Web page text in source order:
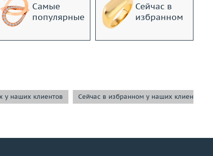
Самые
популярные
Сейчас в
избранном
у наших клиентов Сейчас в избранном у наших клиентов